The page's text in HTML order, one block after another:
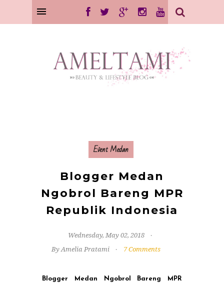
Event Medan
Blogger Medan
Ngobrol Bareng MPR
Republik Indonesia
Wednesday, May 02, 2018
By Amelia Pratami
7 Comments
Blogger Medan Ngobrol Bareng MPR